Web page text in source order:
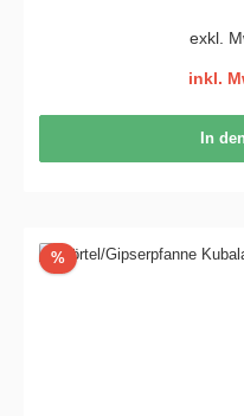
exkl.
inkl.
In
%Rabatt